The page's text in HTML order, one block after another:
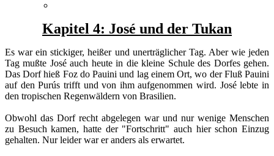
Kapitel 4: José und der Tukan
Es war ein stickiger, heißer und unerträglicher Tag. Aber wie jeden
Tag mußte José auch heute in die kleine Schule des Dorfes gehen.
Das Dorf hieß Foz do Pauini und lag einem Ort, wo der Fluß Pauini
auf den Purús trifft und von ihm aufgenommen wird. José lebte in
den tropischen Regenwäldern von Brasilien.
Obwohl das Dorf recht abgelegen war und nur wenige Menschen
zu Besuch kamen, hatte der "Fortschritt" auch hier schon Einzug
gehalten. Nur leider war er anders als erwartet.